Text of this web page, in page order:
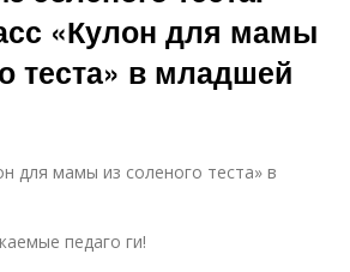
«Кулон для мамы
теста» в младшей
для мамы из соленого теста» в
педаго ги!